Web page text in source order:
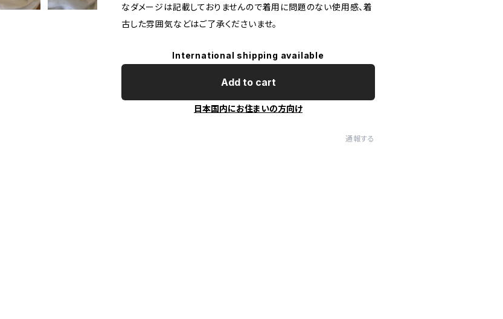
なダメージは記載しておりませんので着用に問題のない使用感、着
古した雰囲気などはご了承くださいませ。
International shipping available
Add to cart
日本国内にお住まいの方向け
通報する